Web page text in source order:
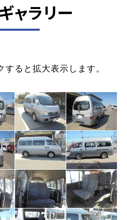
ャラリー
ると拡大表示します。